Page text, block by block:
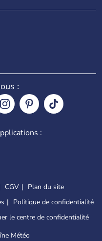
:
:
CGV
Plan du site
Politique de confidentialité
le centre de confidentialité
Météo